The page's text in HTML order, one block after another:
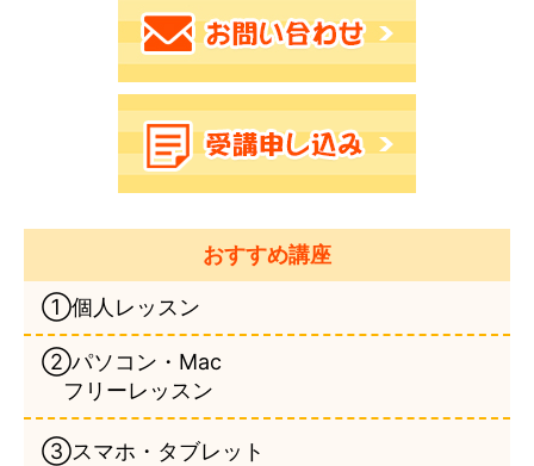
おすすめ講座
①個人レッスン
②パソコン・Mac
フリーレッスン
③スマホ・タブレット